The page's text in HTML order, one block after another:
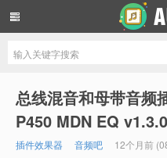
总线混音和母带音
P450 MDN EQ
插件效果器 音频吧 12个月前